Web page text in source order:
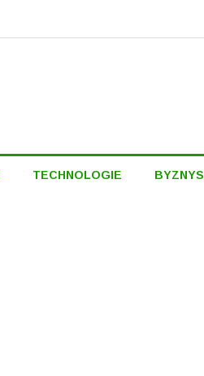
TECHNOLOGIE BYZNYS